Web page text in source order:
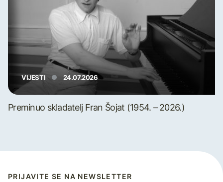
VIJESTI 24.07.2026
Preminuo skladatelj Fran Šojat (1954. – 2026.)
PRIJAVITE SE NA NEWSLETTER